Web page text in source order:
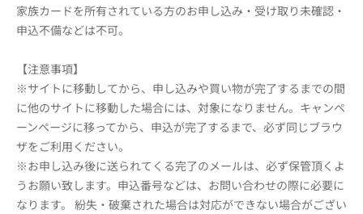
家族カードを所有されている方のお申し込み・受け取り未確認・
申込不備などは不可。
【注意事項】
※サイトに移動してから、申し込みや買い物が完了するまでの間
に他のサイトに移動した場合には、対象になりません。キャンペ
ーンページに移ってから、申込が完了するまで、必ず同じブラウ
ザをご利用ください。
※お申し込み後に送られてくる完了のメールは、必ず保管頂くよ
うお願い致します。申込番号などは、お問い合わせの際に必要に
なります。 紛失・破棄された場合は対応ができない場合がござい